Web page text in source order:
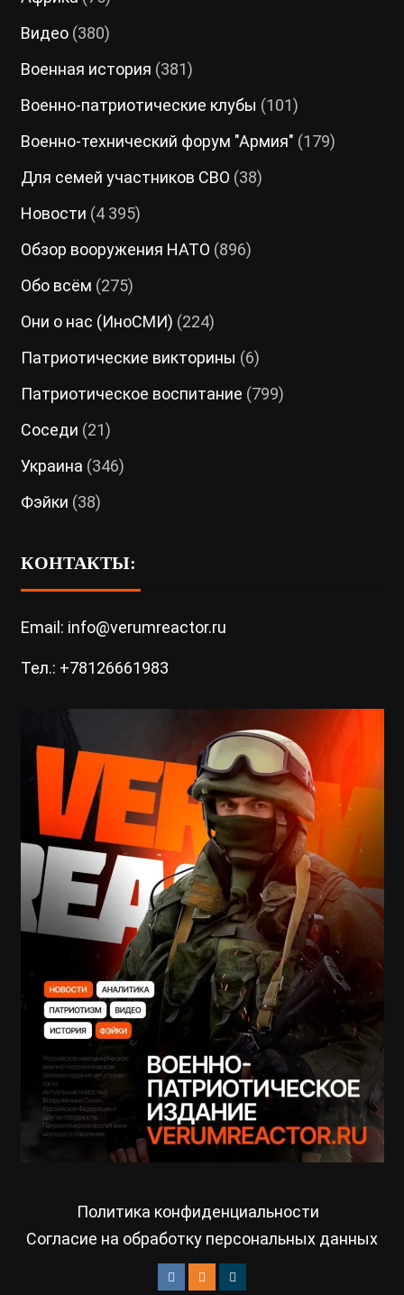
Видео(380)
Военная история (381)
Военно-патриотические клубы (101)
Военно-технический форум "Армия" (179)
Для семей участников СВО (38)
Новости (4 395)
Обзор вооружения НАТО (896)
Обо всём (275)
Они о нас (ИноСМИ) (224)
Патриотические викторины (6)
Патриотическое воспитание (799)
Соседи (21)
Украина (346)
Фэйки (38)
КОНТАКТЫ:
Email: info@verumreactor.ru
Тел.: +78126661983
Политика конфиденциальности
Согласие на обработку персональных данных